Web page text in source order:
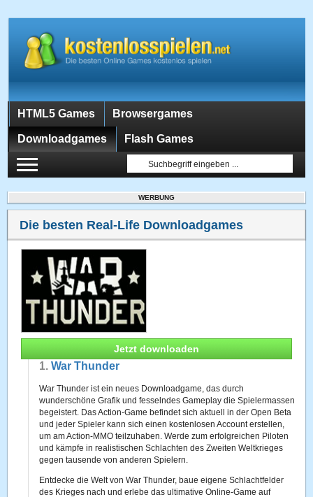
HTML5 Games Browsergames
Downloadgames Flash Games
WERBUNG
Die besten Real-Life Downloadgames
Jetzt downloaden
1. War Thunder
War Thunder ist ein neues Downloadgame, das durch
wunderschöne Grafik und fesselndes Gameplay die Spielermassen
begeistert. Das Action-Game befindet sich aktuell in der Open Beta
und jeder Spieler kann sich einen kostenlosen Account erstellen,
um am Action-MMO teilzuhaben. Werde zum erfolgreichen Piloten
und kämpfe in realistischen Schlachten des Zweiten Weltkrieges
gegen tausende von anderen Spielern.
Entdecke die Welt von War Thunder, baue eigene Schlachtfelder
des Krieges nach und erlebe das ultimative Online-Game auf